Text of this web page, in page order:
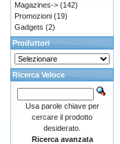
Magazines-> (142)
Promozioni (19)
Gadgets (2)
Produttori
Ricerca Veloce
Usa parole chiave per
cercare il prodotto
desiderato.
Ricerca avanzata